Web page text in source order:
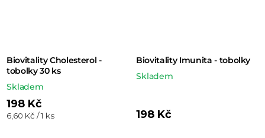
Biovitality Cholesterol -
tobolky 30 ks
Skladem
198 Kč
Měrná
6,60 Kč / 1 ks
Biovitality Imunita - tobolky
Skladem
198 Kč